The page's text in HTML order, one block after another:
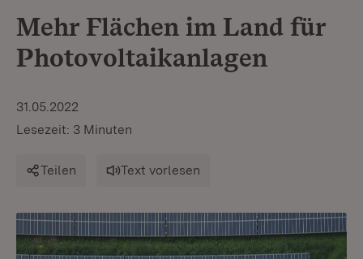
Mehr Flächen im Land für
Photovoltaikanlagen
31.05.2022
Lesezeit: 3 Minuten
Teilen Text vorlesen